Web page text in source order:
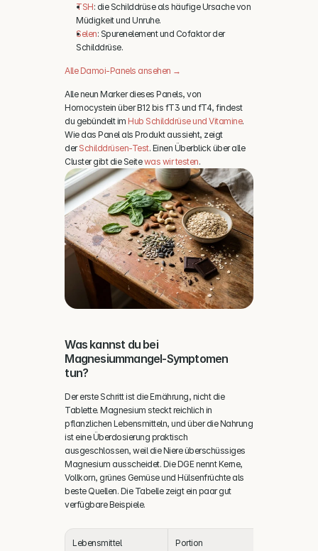
TSH: die Schilddrüse als häufige Ursache von
Müdigkeit und Unruhe.
Selen: Spurenelement und Cofaktor der
Schilddrüse.
Alle Damoi-Panels ansehen →
Alle neun Marker dieses Panels, von
Homocystein über B12 bis fT3 und fT4, findest
du gebündelt im Hub Schilddrüse und Vitamine.
Wie das Panel als Produkt aussieht, zeigt
der Schilddrüsen-Test. Einen Überblick über alle
Cluster gibt die Seite was wir testen.
Was kannst du bei
Magnesiummangel-Symptomen
tun?
Der erste Schritt ist die Ernährung, nicht die
Tablette. Magnesium steckt reichlich in
pflanzlichen Lebensmitteln, und über die Nahrung
ist eine Überdosierung praktisch
ausgeschlossen, weil die Niere überschüssiges
Magnesium ausscheidet. Die DGE nennt Kerne,
Vollkorn, grünes Gemüse und Hülsenfrüchte als
beste Quellen. Die Tabelle zeigt ein paar gut
verfügbare Beispiele.
Lebensmittel Portion